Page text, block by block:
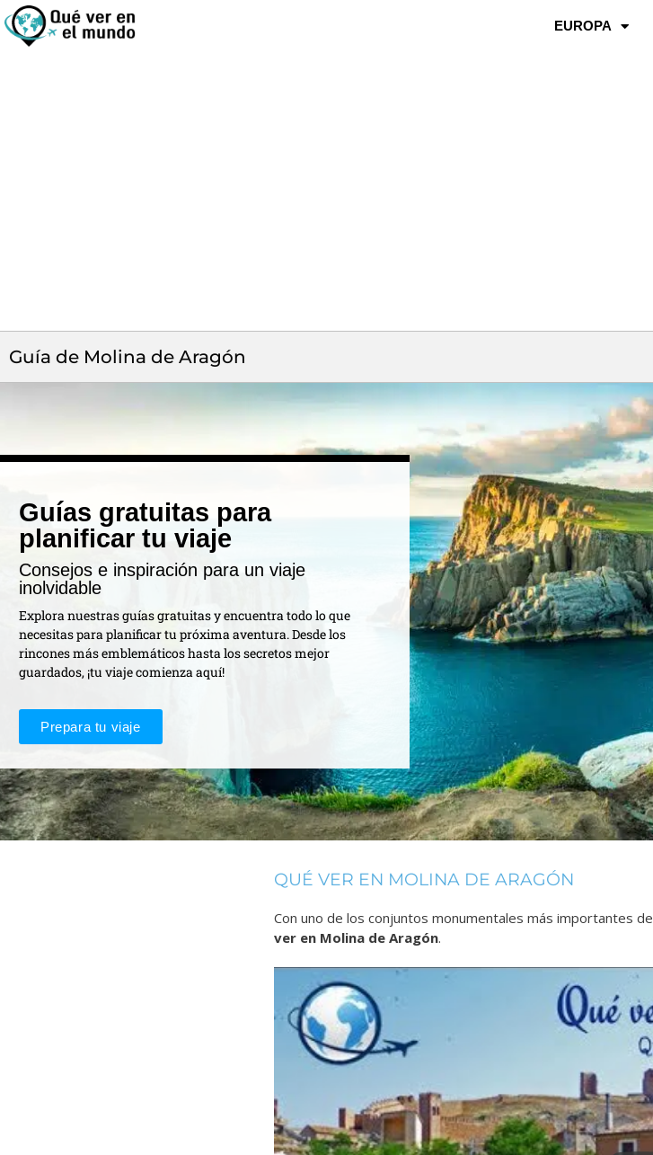
EUROPA
Guía de Molina de Aragón
Guías gratuitas para
planificar tu viaje
Consejos e inspiración para un viaje
inolvidable
Explora nuestras guías gratuitas y encuentra todo lo que
necesitas para planificar tu próxima aventura. Desde los
rincones más emblemáticos hasta los secretos mejor
guardados, ¡tu viaje comienza aquí!
Prepara tu viaje
QUÉ VER EN MOLINA DE ARAGÓN
Con uno de los conjuntos monumentales más importantes de
ver en Molina de Aragón.